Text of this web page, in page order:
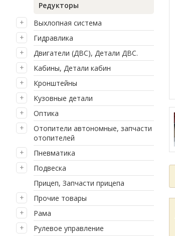
Редукторы
Выхлопная система
Гидравлика
Двигатели (ДВС), Детали ДВС.
Кабины, Детали кабин
Кронштейны
Кузовные детали
Оптика
Отопители автономные, запчасти
отопителей
Пневматика
Подвеска
Прицеп, Запчасти прицепа
Прочие товары
Рама
Рулевое управление